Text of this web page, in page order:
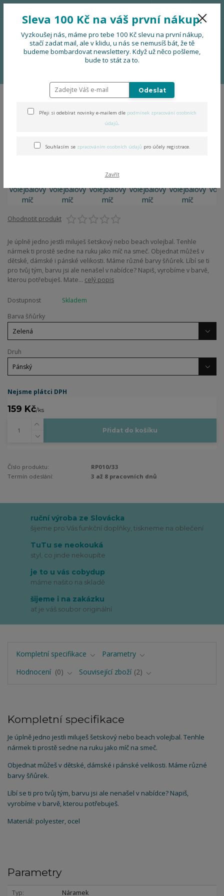
Menu
0 Kč
Náramek volejbalový míč
Ohodnotit produkt
Je úplně jedno jestli miluješ šetskový nebo beach volejbal. Tenhle
nármek ti prostě sedne na ruku jako míč na smeč. Objednat můžeš v
dětské, dámské i pánské velikosti. Máme různé barvy šňůrek. Líbí se ti
pro tvůj tým, barvu jsi ale nenašel v nabídce? Napiš, vyrobíme v barvě,
kterou potřebuješ. Mate... celý popis
Dostupnost
Skladem
Barva šňůrky
Druh
Nejsme plátci DPH
159 Kč/ks
Přidat do košíku
Číslo produktu:
RP010/33
Termín odeslání:
3 až 8 pracovních dnů
ruční výroba ze Slovácka
šijeme pro Vás funkční doplňky, tiskneme na oblečení
TuTu se neokouká
styl, co jinde nekoupíte
je to u vás cobydup
máme našito na skladě
šijeme i na zakázku
ať je váš soubor originální
Kompletní specifikace
Parametry
Hodnocení
0 Související zboží 2
Kompletní specifikace
Je úplně jedno jestli miluješ šetskový nebo beach volejbal. Tenhle
nármek ti prostě sedne na ruku jako míč na smeč.
Objednat můžeš v dětské, dámské i pánské velikosti. Máme různé
barvy šňůrek.
Líbí se ti pro tvůj tým, barvu jsi ale nenašel v nabídce? Napiš,
vyrobíme v barvě, kterou potřebuješ.
Materiál: polyester, ocel
Parametry
Typ Náramek
Sleva 100 Kč na váš první nákup.
Vyzkoušej nás, máme pro tebe 100 Kč slevu na první nákup,
stačí zadat mail, ale v klidu, u nás se nemusíš bát, že tě
budeme bombardovat newslettery. Když už něco pošleme,
bude to stát za to.
Odeslat
Přeji si odebírat novinky e-mailem dle podmínek zpracování osobních
údajů.
Souhlasím se zpracováním osobních údajů pro účely registrace.
Zavřít